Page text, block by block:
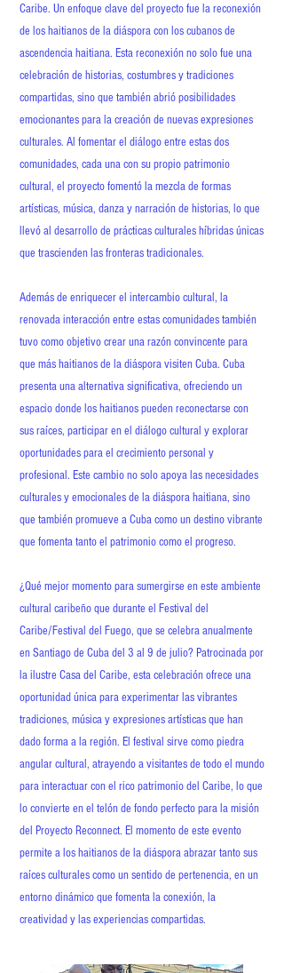
Caribe. Un enfoque clave del proyecto fue la reconexión
de los haitianos de la diáspora con los cubanos de
ascendencia haitiana. Esta reconexión no solo fue una
celebración de historias, costumbres y tradiciones
compartidas, sino que también abrió posibilidades
emocionantes para la creación de nuevas expresiones
culturales. Al fomentar el diálogo entre estas dos
comunidades, cada una con su propio patrimonio
cultural, el proyecto fomentó la mezcla de formas
artísticas, música, danza y narración de historias, lo que
llevó al desarrollo de prácticas culturales híbridas únicas
que trascienden las fronteras tradicionales.
Además de enriquecer el intercambio cultural, la
renovada interacción entre estas comunidades también
tuvo como objetivo crear una razón convincente para
que más haitianos de la diáspora visiten Cuba. Cuba
presenta una alternativa significativa, ofreciendo un
espacio donde los haitianos pueden reconectarse con
sus raíces, participar en el diálogo cultural y explorar
oportunidades para el crecimiento personal y
profesional. Este cambio no solo apoya las necesidades
culturales y emocionales de la diáspora haitiana, sino
que también promueve a Cuba como un destino vibrante
que fomenta tanto el patrimonio como el progreso.
¿Qué mejor momento para sumergirse en este ambiente
cultural caribeño que durante el Festival del
Caribe/Festival del Fuego, que se celebra anualmente
en Santiago de Cuba del 3 al 9 de julio? Patrocinada por
la ilustre Casa del Caribe, esta celebración ofrece una
oportunidad única para experimentar las vibrantes
tradiciones, música y expresiones artísticas que han
dado forma a la región. El festival sirve como piedra
angular cultural, atrayendo a visitantes de todo el mundo
para interactuar con el rico patrimonio del Caribe, lo que
lo convierte en el telón de fondo perfecto para la misión
del Proyecto Reconnect. El momento de este evento
permite a los haitianos de la diáspora abrazar tanto sus
raíces culturales como un sentido de pertenencia, en un
entorno dinámico que fomenta la conexión, la
creatividad y las experiencias compartidas.